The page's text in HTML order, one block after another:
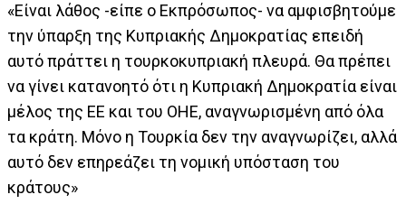
«Είναι λάθος -είπε ο Εκπρόσωπος- να αμφισβητούμε
την ύπαρξη της Κυπριακής Δημοκρατίας επειδή
αυτό πράττει η τουρκοκυπριακή πλευρά. Θα πρέπει
να γίνει κατανοητό ότι η Κυπριακή Δημοκρατία είναι
μέλος της ΕΕ και του ΟΗΕ, αναγνωρισμένη από όλα
τα κράτη. Μόνο η Τουρκία δεν την αναγνωρίζει, αλλά
αυτό δεν επηρεάζει τη νομική υπόσταση του
κράτους»